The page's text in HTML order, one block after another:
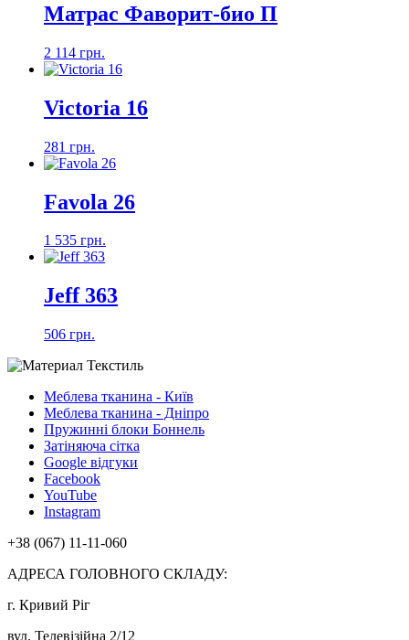
Матрас Фаворит-био П
2 114 грн.
Victoria 16
281 грн.
Favola 26
1 535 грн.
Jeff 363
506 грн.
Меблева тканина - Київ
Меблева тканина - Дніпро
Пружинні блоки Боннель
Затіняюча сітка
Google відгуки
Facebook
YouTube
Instagram
+38 (067) 11-11-060
АДРЕСА ГОЛОВНОГО СКЛАДУ:
г. Кривий Ріг
вул. Телевізійна 2/12